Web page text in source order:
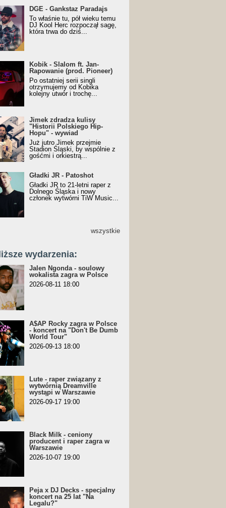
z nagrodą za
Trueschoolowy
Roku (Popkillery 2023)
DGE - Gankstaz Paradajs
To właśnie tu, pół wieku temu
DJ Kool Herc rozpoczął sagę,
która trwa do dziś...
- Slalom ft. Jan-
(prod. Pioneer)
Music Visualiser]
Kobik - Slalom ft. Jan-
Rapowanie (prod. Pioneer)
Po ostatniej serii singli
otrzymujemy od Kobika
kolejny utwór i trochę...
zdradza kulisy "Historii
Hip-Hopu" - wywiad
Jimek zdradza kulisy
"Historii Polskiego Hip-
Hopu" - wywiad
Już jutro Jimek przejmie
Stadion Śląski, by wspólnie z
gośćmi i orkiestrą...
JR - Patoshot
Gładki JR - Patoshot
Gładki JR to 21-letni raper z
Dolnego Śląska i nowy
członek wytwórni TiW Music...
wszystkie
wydarzenia:
Jalen Ngonda - soulowy
wokalista zagra w Polsce
2026-08-11 18:00
A$AP Rocky zagra w Polsce
- koncert na "Don't Be Dumb
World Tour"
2026-09-13 18:00
Lute - raper związany z
wytwórnią Dreamville
wystąpi w Warszawie
2026-09-17 19:00
Black Milk - ceniony
producent i raper zagra w
Warszawie
2026-10-07 19:00
Peja x DJ Decks - specjalny
koncert na 25 lat "Na
Legalu?"